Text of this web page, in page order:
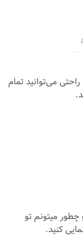
می‌توانید تمام
چطور میتونم تو